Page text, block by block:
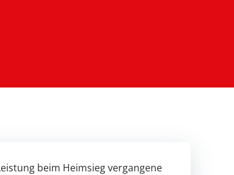
beim Heimsieg vergangene